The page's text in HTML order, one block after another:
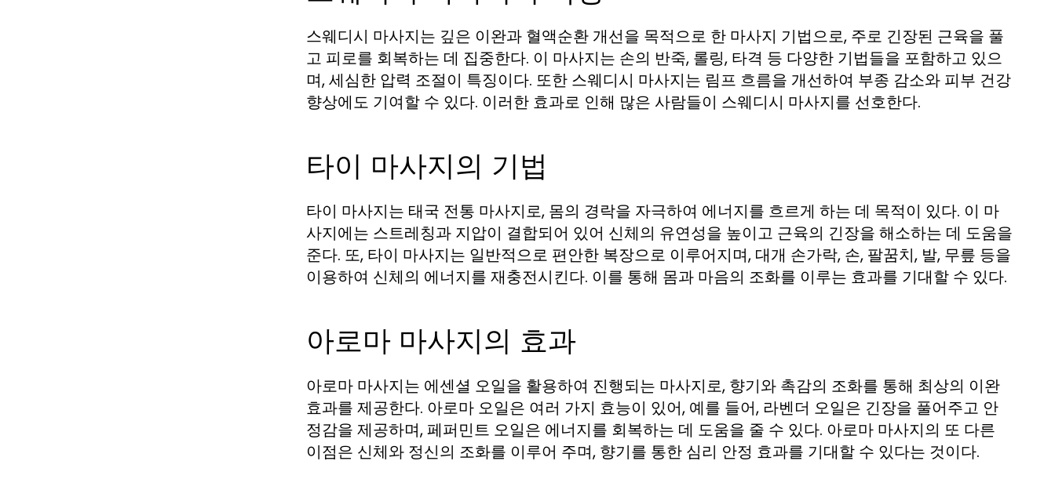
스웨디시 마사지는 깊은 이완과 혈액순환 개선을 목적으로 한 마사지 기법으로, 주로 긴장된 근육을 풀
고 피로를 회복하는 데 집중한다. 이 마사지는 손의 반죽, 롤링, 타격 등 다양한 기법들을 포함하고 있으
며, 세심한 압력 조절이 특징이다. 또한 스웨디시 마사지는 림프 흐름을 개선하여 부종 감소와 피부 건강
향상에도 기여할 수 있다. 이러한 효과로 인해 많은 사람들이 스웨디시 마사지를 선호한다.
타이 마사지의 기법
타이 마사지는 태국 전통 마사지로, 몸의 경락을 자극하여 에너지를 흐르게 하는 데 목적이 있다. 이 마
사지에는 스트레칭과 지압이 결합되어 있어 신체의 유연성을 높이고 근육의 긴장을 해소하는 데 도움을
준다. 또, 타이 마사지는 일반적으로 편안한 복장으로 이루어지며, 대개 손가락, 손, 팔꿈치, 발, 무릎 등을
이용하여 신체의 에너지를 재충전시킨다. 이를 통해 몸과 마음의 조화를 이루는 효과를 기대할 수 있다.
아로마 마사지의 효과
아로마 마사지는 에센셜 오일을 활용하여 진행되는 마사지로, 향기와 촉감의 조화를 통해 최상의 이완
효과를 제공한다. 아로마 오일은 여러 가지 효능이 있어, 예를 들어, 라벤더 오일은 긴장을 풀어주고 안
정감을 제공하며, 페퍼민트 오일은 에너지를 회복하는 데 도움을 줄 수 있다. 아로마 마사지의 또 다른
이점은 신체와 정신의 조화를 이루어 주며, 향기를 통한 심리 안정 효과를 기대할 수 있다는 것이다.